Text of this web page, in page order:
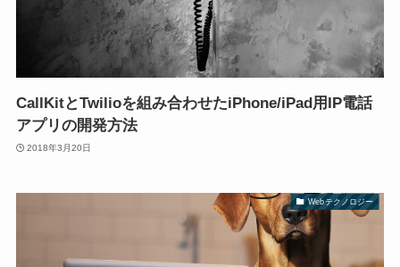
CallKitとTwilioを組み合わせたiPhone/iPad用IP電話
アプリの開発方法
2018年3月20日
Webテクノロジー